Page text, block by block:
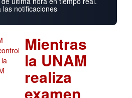
las notificaciones
Mientras
la UNAM
realiza
examen